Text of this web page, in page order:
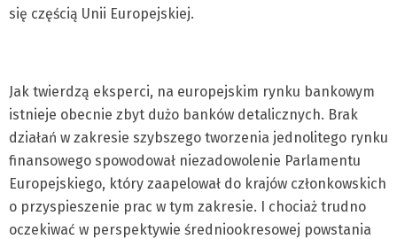
się częścią Unii Europejskiej.
Jak twierdzą eksperci, na europejskim rynku bankowym
istnieje obecnie zbyt dużo banków detalicznych. Brak
działań w zakresie szybszego tworzenia jednolitego rynku
finansowego spowodował niezadowolenie Parlamentu
Europejskiego, który zaapelował do krajów członkowskich
o przyspieszenie prac w tym zakresie. I chociaż trudno
oczekiwać w perspektywie średniookresowej powstania